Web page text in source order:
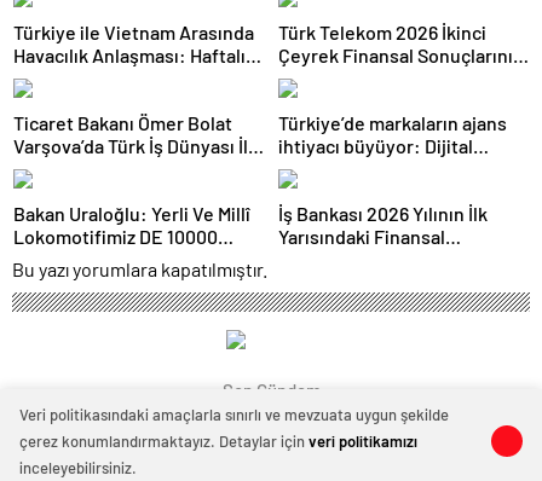
0 0
Türkiye ile Vietnam Arasında
Havacılık Anlaşması: Haftalık
Sefer Sayısı 42’ye Yükseldi
Türk Telekom 2026 İkinci
Çeyrek Finansal Sonuçlarını
Açıkladı: Yarı Yıl Geliri 142
Milyar TL’yi Aştı
Ticaret Bakanı Ömer Bolat
Varşova’da Türk İş Dünyası İle
Buluştu: Ticaret Hacmi 12,5
Milyar Dolara Ulaştı
Türkiye’de markaların ajans
ihtiyacı büyüyor: Dijital
reklam yatırımları 158 milyar
TL’yi aştı
Bakan Uraloğlu: Yerli Ve Millî
Lokomotifimiz DE 10000
Tanzanya’ya İhraç Edildi
İş Bankası 2026 Yılının İlk
Yarısındaki Finansal
Bu yazı yorumlara kapatılmıştır.
Son Gündem
Veri politikasındaki amaçlarla sınırlı ve mevzuata uygun şekilde
çerez konumlandırmaktayız. Detaylar içinveri politikamızı
inceleyebilirsiniz.